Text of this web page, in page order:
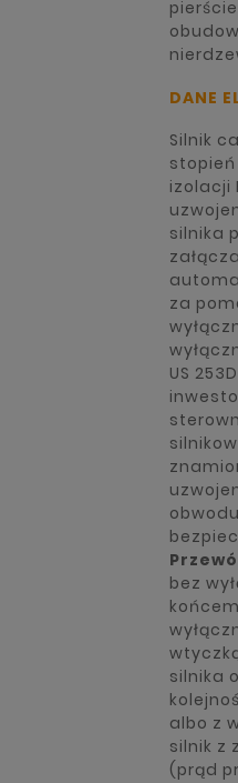
DANE
Silnik
stopień
izolacji
silnika
za
US
bez
silnika
albo z
silnik z
(prąd